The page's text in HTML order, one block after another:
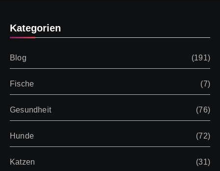
Kategorien
Blog (191)
Fische (7)
Gesundheit (76)
Hunde (72)
Katzen (31)